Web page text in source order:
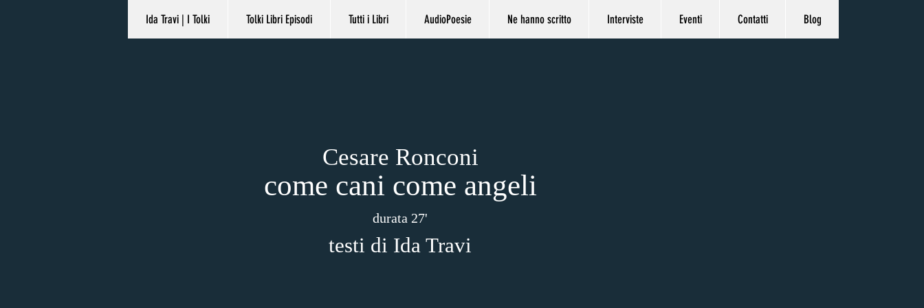
Ida Travi | I Tolki Tolki Libri Episodi Tutti i Libri AudioPoesie Ne hanno scritto Interviste Eventi Contatti Blog
Cesare Ronconi
come cani come angeli
durata 27'
testi di Ida Travi